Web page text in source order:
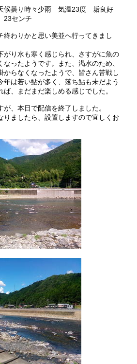
候曇り時々少雨 気温23度 垢良好
23センチ
終わりかと思い美並へ行ってきまし
がり水も寒く感じられ、さすがに魚の
ったようです。また、渇水のため、
からなくなったようで、皆さん苦戦し
年は若い鮎が多く、落ち鮎も未だよう
ば、まだまだ楽しめる感じでした。
、本日で配信を終了しました。
りましたら、設置しますので宜しくお